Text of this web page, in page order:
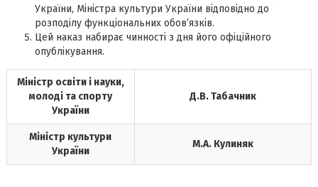
України, Міністра культури України відповідно до
розподілу функціональних обов’язків.
Цей наказ набирає чинності з дня його офіційного
опублікування.
Міністр освіти і науки,
молоді та спорту
України
Д.В. Табачник
Міністр культури
України
М.А. Кулиняк